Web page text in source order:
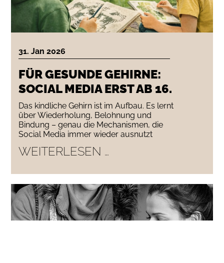
31. Jan 2026
FÜR GESUNDE GEHIRNE:
SOCIAL MEDIA ERST AB 16.
Das kindliche Gehirn ist im Aufbau. Es lernt
über Wiederholung, Belohnung und
Bindung – genau die Mechanismen, die
Social Media immer wieder ausnutzt
WEITERLESEN …
SOCIAL
MEDIA
ERST